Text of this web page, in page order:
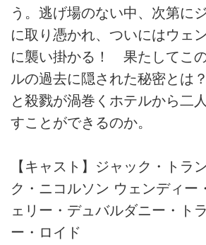
う。逃げ場のない中、次第に
に取り憑かれ、ついにはウェ
に襲い掛かる！ 果たしてこ
ルの過去に隠された秘密とは
と殺戮が渦巻くホテルから二
すことができるのか。
【キャスト】ジャック・トラ
ク・ニコルソン ウェンディー
ェリー・デュバルダニー・ト
ー・ロイド